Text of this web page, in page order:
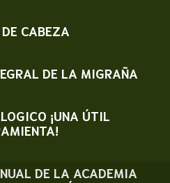
CABEZA
DE LA MIGRAÑA
¡UNA ÚTIL
DE LA ACADEMIA